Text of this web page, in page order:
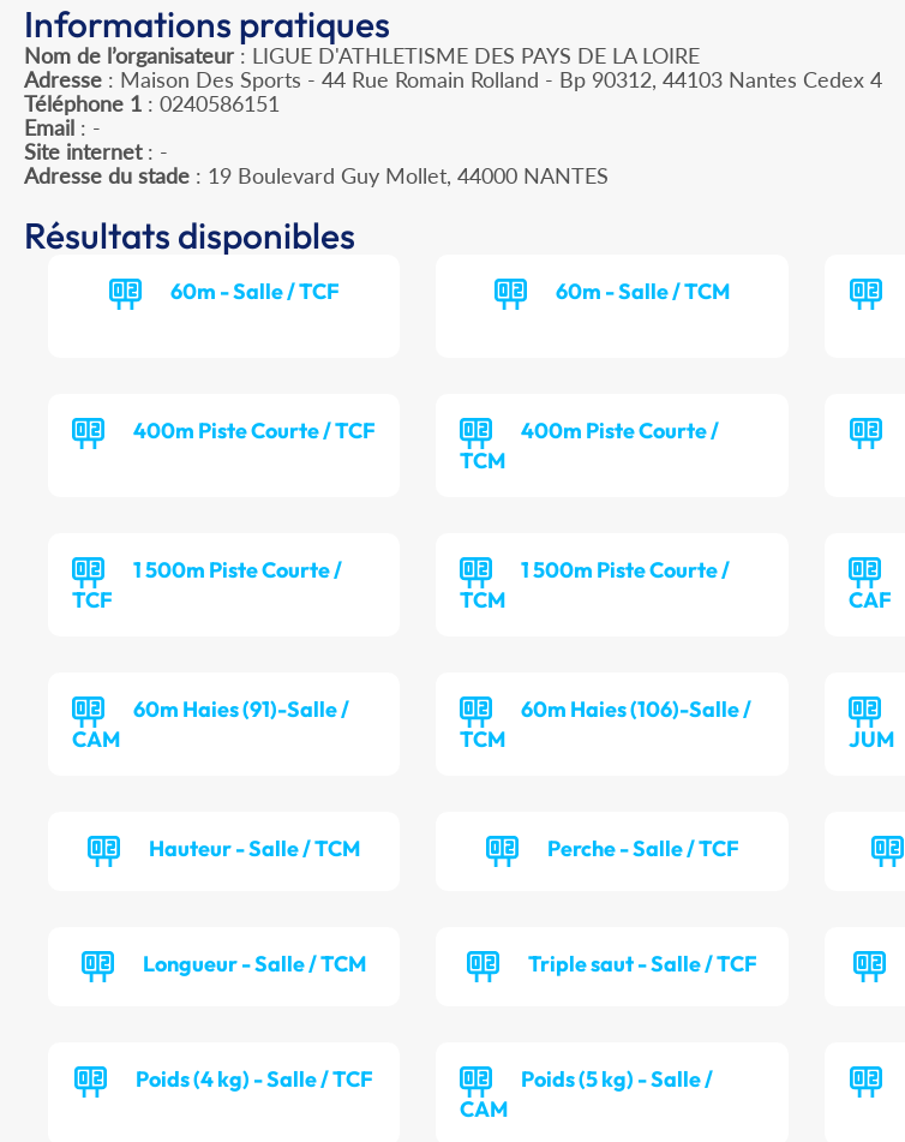
Informations pratiques
Nom de l’organisateur : LIGUE D'ATHLETISME DES PAYS DE LA LOIRE
Adresse : Maison Des Sports - 44 Rue Romain Rolland - Bp 90312, 44103 Nantes Cedex 4
Téléphone 1 : 0240586151
Email : -
Site internet: -
Adresse du stade : 19 Boulevard Guy Mollet, 44000 NANTES
Résultats disponibles
60m - Salle / TCF 60m - Salle / TCM
400m Piste Courte / TCF
400m Piste Courte /
TCM
1 500m Piste Courte /
TCF
1 500m Piste Courte /
TCM
CAF
60m Haies (91)-Salle /
CAM
60m Haies (106)-Salle /
TCM
JUM
Hauteur - Salle / TCM Perche - Salle / TCF
Longueur - Salle / TCM Triple saut - Salle / TCF
Poids (4 kg) - Salle / TCF
Poids (5 kg) - Salle /
CAM